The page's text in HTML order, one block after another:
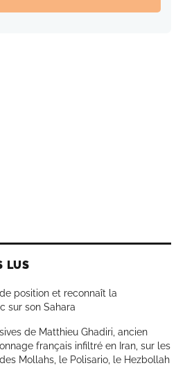
LUS
position et reconnaît la
sur son Sahara
de Matthieu Ghadiri, ancien
français infiltré en Iran, sur les
Mollahs, le Polisario, le Hezbollah